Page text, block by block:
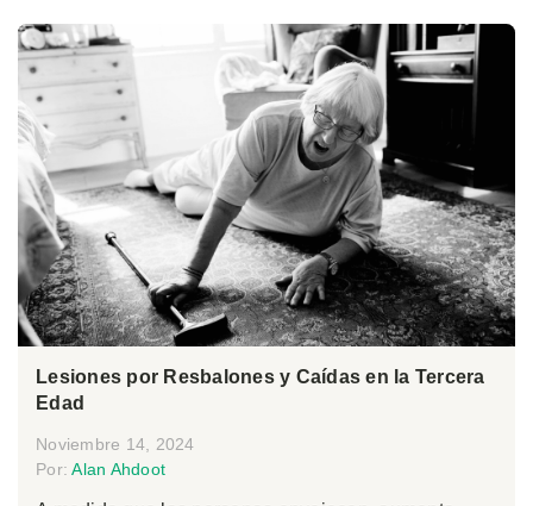
Lesiones por Resbalones y Caídas en la Tercera
Edad
Noviembre 14, 2024
Por:Alan Ahdoot